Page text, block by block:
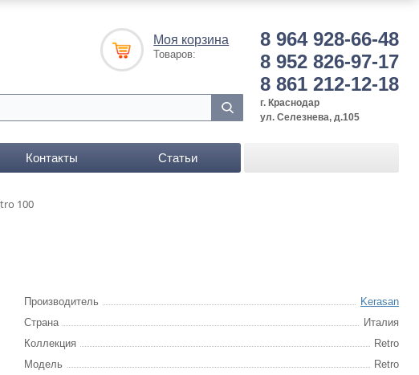
8 964 928-66-48
8 952 826-97-17
8 861 212-12-18
г. Краснодар
ул. Селезнева, д.105
Моя корзина
Товаров:
Контакты Статьи
100
Производитель
Kerasan
Страна
Италия
Коллекция
Retro
Модель
Retro